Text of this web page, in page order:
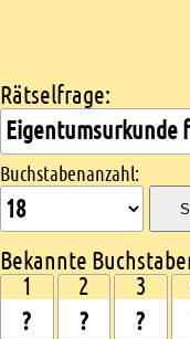
Kreuzworträtsel suchen
Rätselfrage:
Buchstabenanzahl:
Bekannte
1 2 3